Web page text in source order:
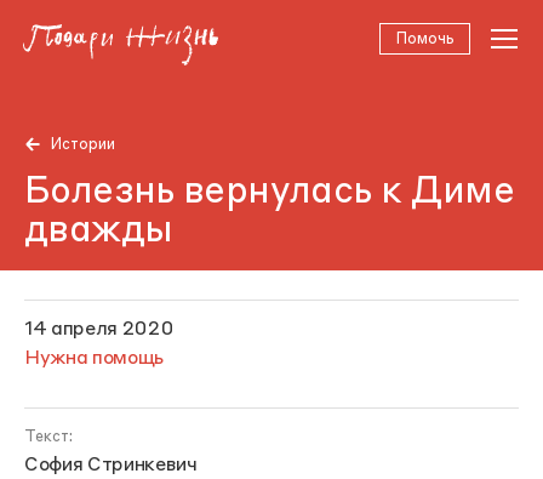
Помочь
Истории
Болезнь вернулась к Диме
дважды
14 апреля 2020
Нужна помощь
Текст:
София Стринкевич